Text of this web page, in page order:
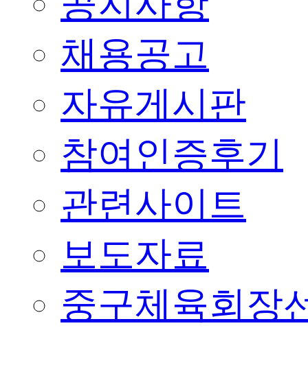
채용공고
자유게시판
참여인증후기
관련사이트
보도자료
중구체육회장